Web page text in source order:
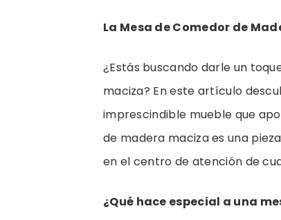
La Mesa de Comedor de
¿Estás buscando darle un
maciza? En este artículo
imprescindible mueble que
de madera maciza es una
en el centro de atención de
¿Qué hace especial a una